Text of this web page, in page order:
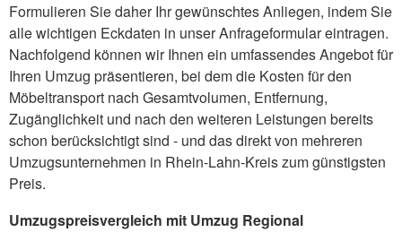
Formulieren Sie daher Ihr gewünschtes Anliegen, indem Sie
alle wichtigen Eckdaten in unser Anfrageformular eintragen.
Nachfolgend können wir Ihnen ein umfassendes Angebot für
Ihren Umzug präsentieren, bei dem die Kosten für den
Möbeltransport nach Gesamtvolumen, Entfernung,
Zugänglichkeit und nach den weiteren Leistungen bereits
schon berücksichtigt sind - und das direkt von mehreren
Umzugsunternehmen in Rhein-Lahn-Kreis zum günstigsten
Preis.
Umzugspreisvergleich mit Umzug Regional